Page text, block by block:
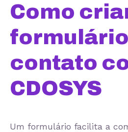
Como
contato
CDOSYS
Um formulário facilita a